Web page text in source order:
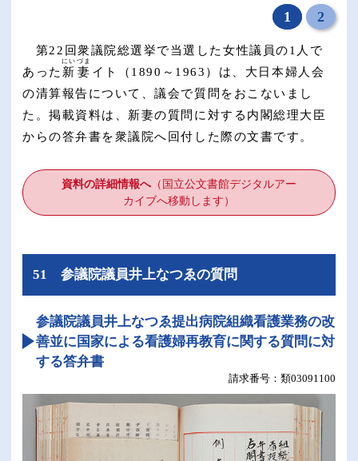
1 2
第22回衆議院総選挙で当選した女性議員の1人で
あった 新
にい
妻
づま
イト（1890～1963）は、大日本婦人会
の清算報告について、議会で質問をおこないまし
た。掲載資料は、新妻の質問に対する内閣総理大臣
からの答弁書を衆議院へ回付した際の文書です。
資料の詳細情報へ （国立公文書館デジタルアー
カイブへ移動します）​
51 参議院議員井上なつゑの質問
参議院議員井上なつゑ提出病院組織看護業務の改
善並に国家による看護婦再教育に関する質問に対
する答弁書
類03091100